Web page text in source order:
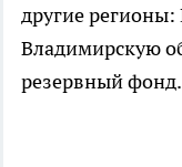
другие
Владимирскую
резервный фонд.